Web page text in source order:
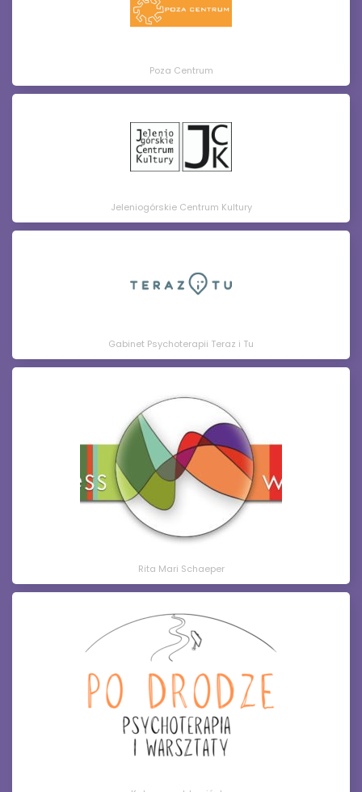
Poza Centrum
Jeleniogórskie Centrum Kultury
Gabinet Psychoterapii Teraz i Tu
Rita Mari Schaeper